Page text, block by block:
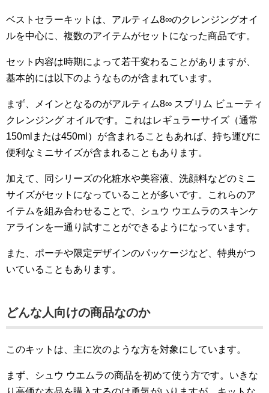
ベストセラーキットは、アルティム8∞のクレンジングオイ
ルを中心に、複数のアイテムがセットになった商品です。
セット内容は時期によって若干変わることがありますが、
基本的には以下のようなものが含まれています。
まず、メインとなるのがアルティム8∞ スブリム ビューティ
クレンジング オイルです。これはレギュラーサイズ（通常
150mlまたは450ml）が含まれることもあれば、持ち運びに
便利なミニサイズが含まれることもあります。
加えて、同シリーズの化粧水や美容液、洗顔料などのミニ
サイズがセットになっていることが多いです。これらのア
イテムを組み合わせることで、シュウ ウエムラのスキンケ
アラインを一通り試すことができるようになっています。
また、ポーチや限定デザインのパッケージなど、特典がつ
いていることもあります。
どんな人向けの商品なのか
このキットは、主に次のような方を対象にしています。
まず、シュウ ウエムラの商品を初めて使う方です。いきな